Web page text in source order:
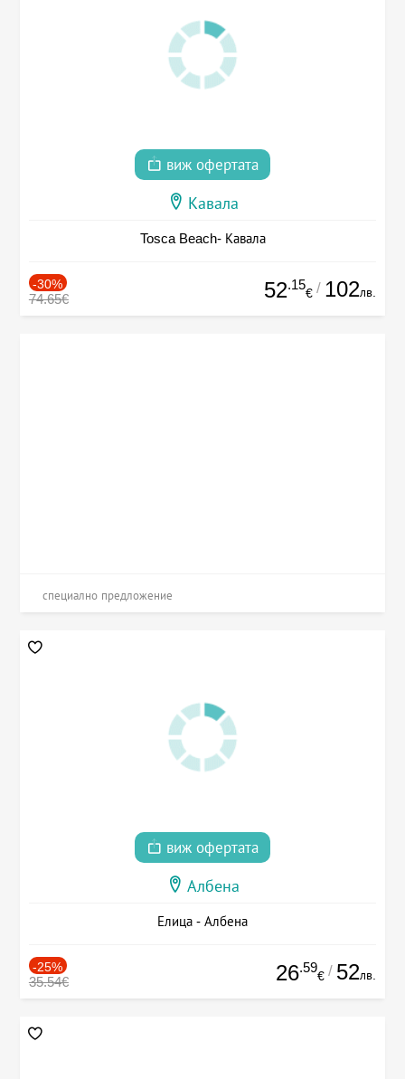
виж офертата
Кавала
Tosca Beach- Кавала
-30%
74.65€ 52.15
€ / 102лв.
специално предложение
виж офертата
Албена
Елица - Албена
-25%
35.54€ 26.59
€ / 52лв.